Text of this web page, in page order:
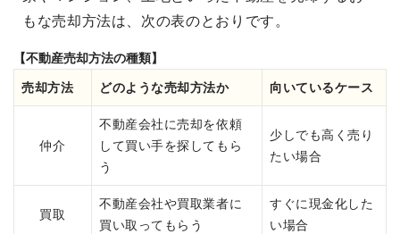
もな売却方法は、次の表のとおりです。
【不動産売却方法の種類】
売却方法 どのような売却方法か 向いているケース
仲介
不動産会社に売却を依頼
して買い手を探してもら
う
少しでも高く売り
たい場合
買取
不動産会社や買取業者に
買い取ってもらう
すぐに現金化した
い場合